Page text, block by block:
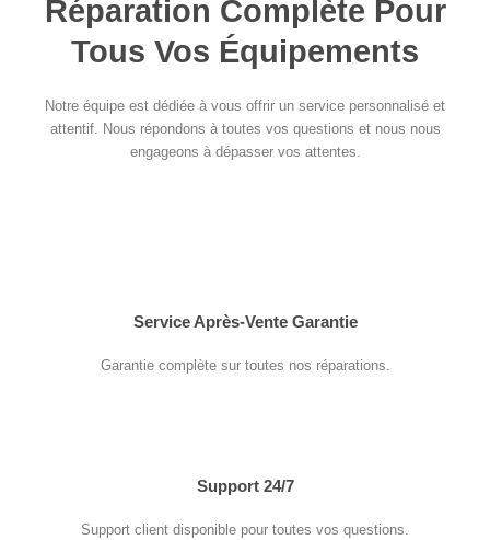
Réparation Complète Pour
Tous Vos Équipements
Notre équipe est dédiée à vous offrir un service personnalisé et
attentif. Nous répondons à toutes vos questions et nous nous
engageons à dépasser vos attentes.
Service Après-Vente Garantie
Garantie complète sur toutes nos réparations.
Support 24/7
Support client disponible pour toutes vos questions.